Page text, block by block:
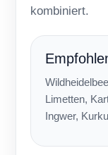
kombiniert.
Limetten,
Ingwer,